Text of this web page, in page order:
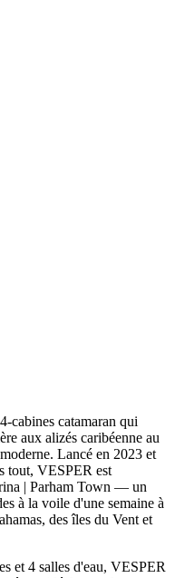
cabines catamaran qui
aux alizés caribéenne au
Lancé en 2023 et
tout, VESPER est
| Parham Town — un
à la voile d'une semaine à
des îles du Vent et
et 4 salles d'eau, VESPER